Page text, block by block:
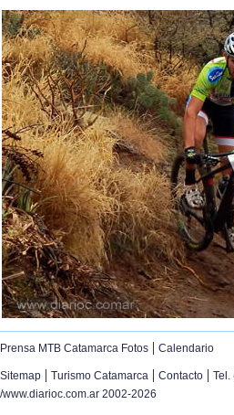
Prensa MTB Catamarca Fotos | Calendario
Sitemap | Turismo Catamarca | Contacto | Tel.
/www.diarioc.com.ar 2002-2026